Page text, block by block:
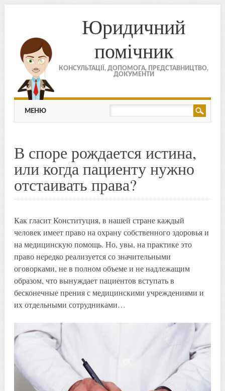
Юридичний
помічник
КОНСУЛЬТАЦІЇ, ДОПОМОГА, ПРЕДСТАВНИЦТВО,
ДОКУМЕНТИ
МЕНЮ
Skip to content
МЕНЮ
В споре рождается истина,
или когда пациенту нужно
отстаивать права?
Как гласит Конституция, в нашей стране каждый
человек имеет право на охрану собственного здоровья и
на медицинскую помощь. Но, увы, на практике это
право нередко реализуется со значительными
оговорками, не в полном объеме и не надлежащим
образом, что вынуждает пациентов вступать в
бесконечные прения с медицинскими учреждениями и
их отдельными сотрудниками…